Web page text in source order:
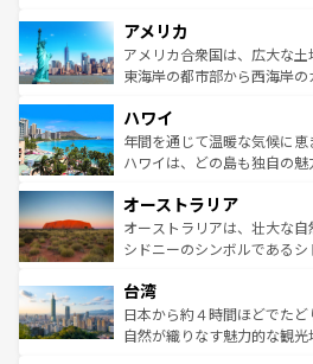
ンツ一覧を参照してほしい。
の建物がそのまま残る町や、
博物館もあり、アルプス観光
ことができる。国民の所得
ば市内交通費無料で観光を楽しむ
着のスイス情報はコンテンツ
アメリカ
アメリカ合衆国は、広大な土
東海岸の都市部から西海岸
のような巨大都市は、観光、
ンメントが詰まった刺激的
西部には大自然が広がり、
部のニューオーリンズでは、
文化が魅力。旅行者はアメリ
しみながら、その多様性と
ならではの贅沢な旅のスタイルだ。 なお、新着
情報はコンテンツ一覧を参照
ハワイ
年間を通じて温暖な気候に
ハワイは、どの島も独自の
ワイ島は見逃せない。また、
島だが、静かな自然を求める
おすすめ。エメラルドグリ
れるおもてなしの心で訪れる
人々、おいしいローカルフ
ク、伝統的なフラダンスな
オーストラリア
オーストラリアは、壮大な自
シドニーのシンボルである
リアリーフや大陸中央部にそ
ク）、タスマニアの美しい
ど、見どころがたくさん。
台湾
日本から約４時間ほどでた
自然が織りなす魅力的な観